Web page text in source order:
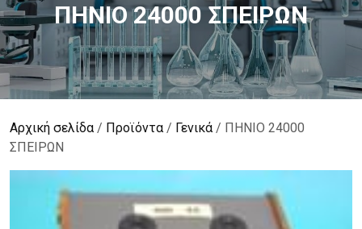
ΠΗΝΙΟ 24000 ΣΠΕΙΡΩΝ
Αρχική σελίδα/ Προϊόντα/ Γενικά/ ΠΗΝΙΟ 24000
ΣΠΕΙΡΩΝ